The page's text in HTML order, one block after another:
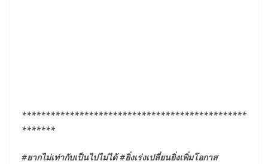
***********************************************
*******
#ยากไม่เท่ากับเป็นไปไม่ได้ #ยิ่งเร่งเปลี่ยนยิ่งเพิ่มโอกาส